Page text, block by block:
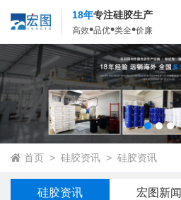
18年专注硅胶生产
高效•品优•类全•价廉
首页 > 硅胶资讯 > 硅胶资讯
硅胶资讯 宏图新闻